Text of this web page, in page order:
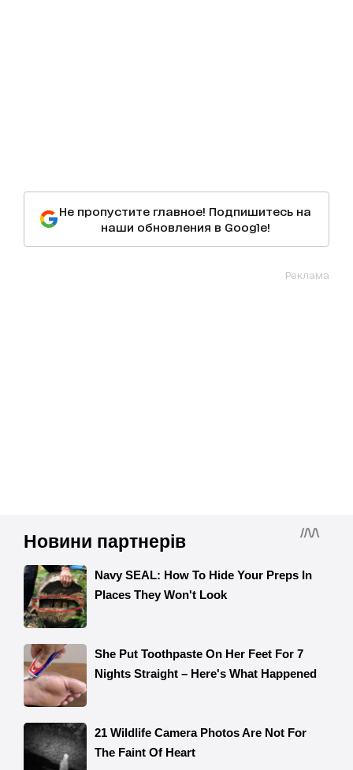
Не пропустите главное! Подпишитесь на
наши обновления в Google!
Реклама